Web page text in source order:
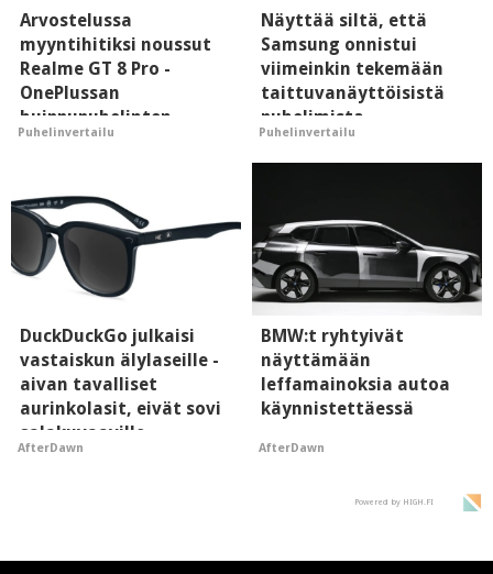
Arvostelussa
myyntihitiksi noussut
Realme GT 8 Pro -
OnePlussan
huippupuhelinten
"perillinen"
Puhelinvertailu
Näyttää siltä, että
Samsung onnistui
viimeinkin tekemään
taittuvanäyttöisistä
puhelimista
supersuosittuja
Puhelinvertailu
DuckDuckGo julkaisi
vastaiskun älylaseille -
aivan tavalliset
aurinkolasit, eivät sovi
salakuvaaville
hyypiöille
AfterDawn
BMW:t ryhtyivät
näyttämään
leffamainoksia autoa
käynnistettäessä
AfterDawn
Powered by HIGH.FI